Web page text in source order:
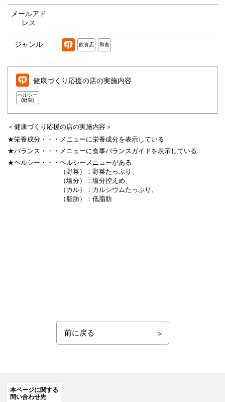
メールアド
レス
ジャンル 飲食店 和食
健康づくり応援の店の実施内容
ヘルシー
(野菜)
＜健康づくり応援の店の実施内容＞
★栄養成分・・・ メニューに栄養成分を表示している
★バランス・・・ メニューに食事バランスガイドを表示している
★ヘルシー・・・ ヘルシーメニューがある
（野菜）：野菜たっぷり、
（塩分）：塩分控えめ、
（カル）：カルシウムたっぷり、
（脂肪）：低脂肪
前に戻る
本ページに関する
問い合わせ先